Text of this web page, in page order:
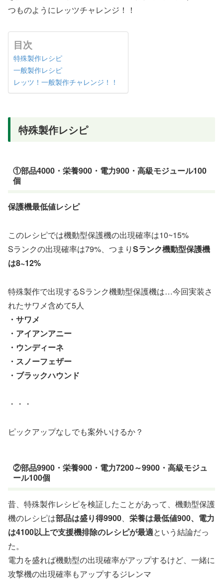
つものようにレッツチャレンジ！！
目次
特殊製作レシピ
一般製作レシピ
レッツ！一般製作チャレンジ！！
特殊製作レシピ
①部品4000・栄養900・電力900・高級モジュール100
個
保護機最低値レシピ
このレシピでは機動型保護機の出現確率は10~15%
Sランクの出現確率は79%、つまりSランク機動型保護機
は8~12%
特殊製作で出現するSランク機動型保護機は…今回実装さ
れたサワメ含めて5人
・サワメ
・アイアンアニー
・ウンディーネ
・スノーフェザー
・ブラックハウンド
・・・
ピックアップなしでも案外いけるか？
②部品9900・栄養900・電力7200～9900・高級モジュ
ール100個
昔、特殊製作レシピを検証したことがあって、機動型保護
機のレシピは部品は盛り得9900、 栄養は最低値900、電力
は4100以上で支援機排除のレシピが最適という結論だっ
た。
電力を盛れば機動型の出現確率がアップするけど、一緒に
攻撃機の出現確率もアップするジレンマ